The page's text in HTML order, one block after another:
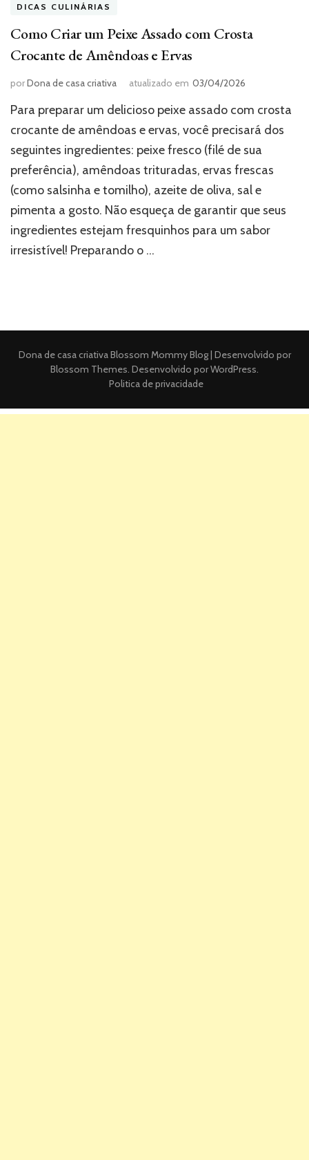
DICAS CULINÁRIAS
Como Criar um Peixe Assado com Crosta
Crocante de Amêndoas e Ervas
porDona de casa criativa atualizado em 03/04/2026
Para preparar um delicioso peixe assado com crosta
crocante de amêndoas e ervas, você precisará dos
seguintes ingredientes: peixe fresco (filé de sua
preferência), amêndoas trituradas, ervas frescas
(como salsinha e tomilho), azeite de oliva, sal e
pimenta a gosto. Não esqueça de garantir que seus
ingredientes estejam fresquinhos para um sabor
irresistível! Preparando o …
Dona de casa criativaBlossom Mommy Blog | Desenvolvido por
Blossom Themes. Desenvolvido porWordPress.
Politica de privacidade